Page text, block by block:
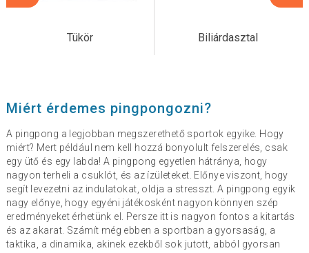
Tükör Biliárdasztal
Miért érdemes pingpongozni?
A pingpong a legjobban megszerethető sportok egyike. Hogy
miért? Mert például nem kell hozzá bonyolult felszerelés, csak
egy ütő és egy labda! A pingpong egyetlen hátránya, hogy
nagyon terheli a csuklót, és az ízületeket. Előnye viszont, hogy
segít levezetni az indulatokat, oldja a stresszt. A pingpong egyik
nagy előnye, hogy egyéni játékosként nagyon könnyen szép
eredményeket érhetünk el. Persze itt is nagyon fontos a kitartás
és az akarat. Számít még ebben a sportban a gyorsaság, a
taktika, a dinamika, akinek ezekből sok jutott, abból gyorsan